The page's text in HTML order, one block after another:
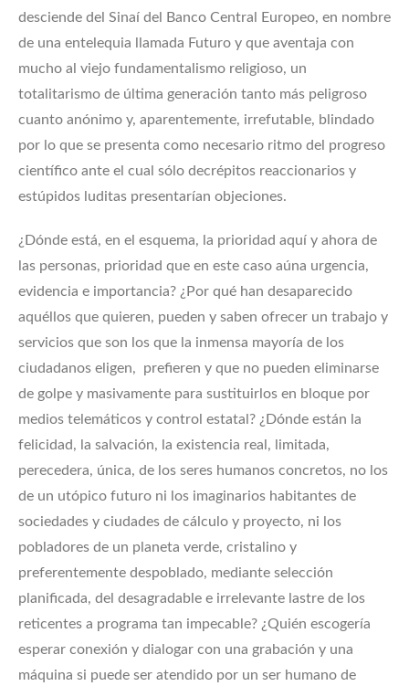
desciende del Sinaí del Banco Central Europeo, en nombre
de una entelequia llamada Futuro y que aventaja con
mucho al viejo fundamentalismo religioso, un
totalitarismo de última generación tanto más peligroso
cuanto anónimo y, aparentemente, irrefutable, blindado
por lo que se presenta como necesario ritmo del progreso
científico ante el cual sólo decrépitos reaccionarios y
estúpidos luditas presentarían objeciones.
¿Dónde está, en el esquema, la prioridad aquí y ahora de
las personas, prioridad que en este caso aúna urgencia,
evidencia e importancia? ¿Por qué han desaparecido
aquéllos que quieren, pueden y saben ofrecer un trabajo y
servicios que son los que la inmensa mayoría de los
ciudadanos eligen, prefieren y que no pueden eliminarse
de golpe y masivamente para sustituirlos en bloque por
medios telemáticos y control estatal? ¿Dónde están la
felicidad, la salvación, la existencia real, limitada,
perecedera, única, de los seres humanos concretos, no los
de un utópico futuro ni los imaginarios habitantes de
sociedades y ciudades de cálculo y proyecto, ni los
pobladores de un planeta verde, cristalino y
preferentemente despoblado, mediante selección
planificada, del desagradable e irrelevante lastre de los
reticentes a programa tan impecable? ¿Quién escogería
esperar conexión y dialogar con una grabación y una
máquina si puede ser atendido por un ser humano de